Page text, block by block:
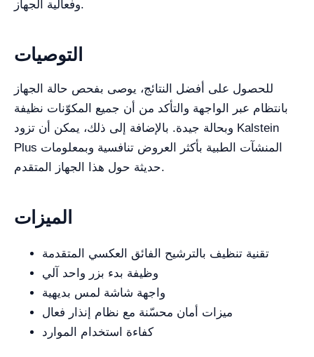
وفعالية الجهاز.
التوصيات
للحصول على أفضل النتائج، يوصى بفحص حالة الجهاز
بانتظام عبر الواجهة والتأكد من أن جميع المكوّنات نظيفة
وبحالة جيدة. بالإضافة إلى ذلك، يمكن أن تزود Kalstein
Plus المنشآت الطبية بأكثر العروض تنافسية وبمعلومات
حديثة حول هذا الجهاز المتقدم.
الميزات
تقنية تنظيف بالترشيح الفائق العكسي المتقدمة
وظيفة بدء بزر واحد آلي
واجهة شاشة لمس بديهية
ميزات أمان محسّنة مع نظام إنذار فعال
كفاءة استخدام الموارد